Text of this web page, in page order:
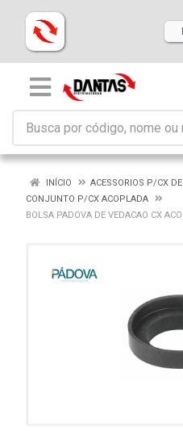
INÍCIO
ACESSORIOS P/CX
CONJUNTO P/CX ACOPLADA
BOLSA PADOVA DE VEDACAO CX